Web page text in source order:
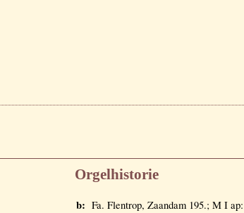
Orgelhistorie
b: Fa. Flentrop, Zaandam 195.; M I